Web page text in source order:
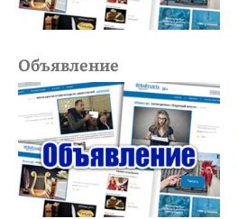
Объявление